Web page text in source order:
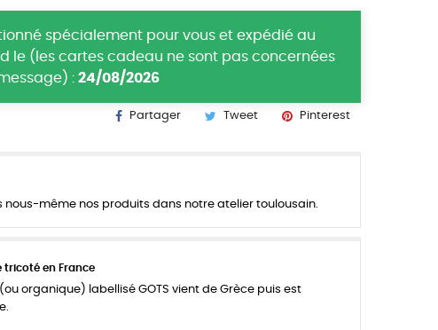
spécialement pour vous et expédié au
le (les cartes cadeau ne sont pas concernées
: 24/08/2026
Partager Tweet Pinterest
nous-même nos produits dans notre atelier toulousain.
en France
organique) labellisé GOTS vient de Grèce puis est